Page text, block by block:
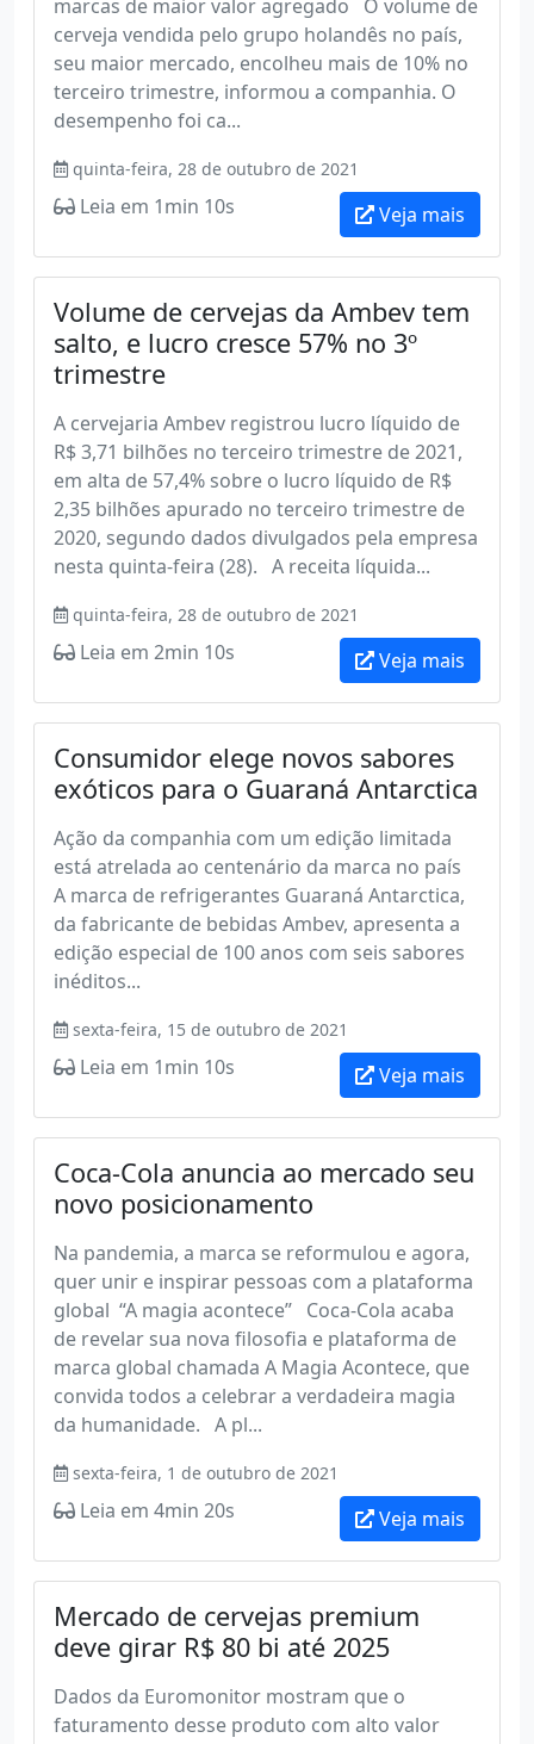
marcas de maior valor agregado O volume de
cerveja vendida pelo grupo holandês no país,
seu maior mercado, encolheu mais de 10% no
terceiro trimestre, informou a companhia. O
desempenho foi ca...
quinta-feira, 28 de outubro de 2021
Leia em 1min 10s Veja mais
Volume de cervejas da Ambev tem
salto, e lucro cresce 57% no 3º
trimestre
A cervejaria Ambev registrou lucro líquido de
R$ 3,71 bilhões no terceiro trimestre de 2021,
em alta de 57,4% sobre o lucro líquido de R$
2,35 bilhões apurado no terceiro trimestre de
2020, segundo dados divulgados pela empresa
nesta quinta-feira (28). A receita líquida...
quinta-feira, 28 de outubro de 2021
Leia em 2min 10s Veja mais
Consumidor elege novos sabores
exóticos para o Guaraná Antarctica
Ação da companhia com um edição limitada
está atrelada ao centenário da marca no país
A marca de refrigerantes Guaraná Antarctica,
da fabricante de bebidas Ambev, apresenta a
edição especial de 100 anos com seis sabores
inéditos...
sexta-feira, 15 de outubro de 2021
Leia em 1min 10s Veja mais
Coca-Cola anuncia ao mercado seu
novo posicionamento
Na pandemia, a marca se reformulou e agora,
quer unir e inspirar pessoas com a plataforma
global “A magia acontece” Coca-Cola acaba
de revelar sua nova filosofia e plataforma de
marca global chamada A Magia Acontece, que
convida todos a celebrar a verdadeira magia
da humanidade. A pl...
sexta-feira, 1 de outubro de 2021
Leia em 4min 20s Veja mais
Mercado de cervejas premium
deve girar R$ 80 bi até 2025
Dados da Euromonitor mostram que o
faturamento desse produto com alto valor